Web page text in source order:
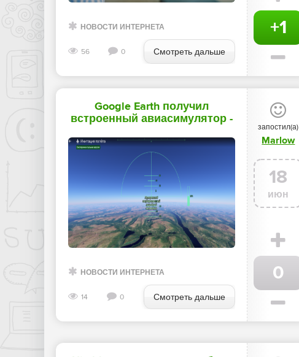
НОВОСТИ ИНТЕРНЕТА
56 0 Смотреть дальше
+1
Google Earth получил
встроенный авиасимулятор -
НОВОСТИ ИНТЕРНЕТА
14 0 Смотреть дальше
запостил(а)
Marlow
18
июн
0